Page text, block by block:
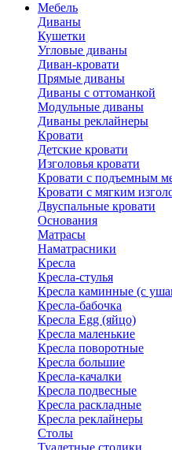
Мебель
Диваны
Кушетки
Угловые диваны
Диван-кровати
Прямые диваны
Диваны с оттоманкой
Модульные диваны
Диваны реклайнеры
Кровати
Детские кровати
Изголовья кровати
Кровати с подъемным
Кровати с мягким
Двуспальные кровати
Основания
Матрасы
Наматрасники
Кресла
Кресла-стулья
Кресла каминные (с
Кресла-бабочка
Кресла Egg (яйцо)
Кресла маленькие
Кресла поворотные
Кресла большие
Кресла-качалки
Кресла подвесные
Кресла раскладные
Кресла реклайнеры
Столы
Туалетные столики